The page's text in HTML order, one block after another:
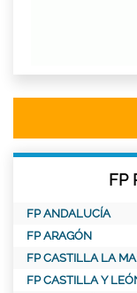
FP
FP ANDALUCÍA
FP ARAGÓN
FP CASTILLA LA
FP CASTILLA Y